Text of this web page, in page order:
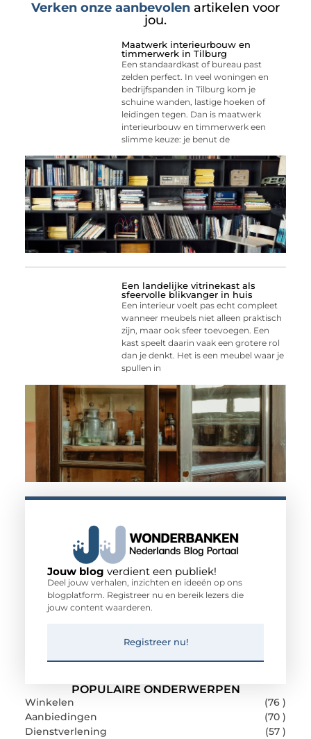
Verken onze aanbevolen artikelen voor
jou.
Maatwerk interieurbouw en
timmerwerk in Tilburg
Een standaardkast of bureau past
zelden perfect. In veel woningen en
bedrijfspanden in Tilburg kom je
schuine wanden, lastige hoeken of
leidingen tegen. Dan is maatwerk
interieurbouw en timmerwerk een
slimme keuze: je benut de
Een landelijke vitrinekast als
sfeervolle blikvanger in huis
Een interieur voelt pas echt compleet
wanneer meubels niet alleen praktisch
zijn, maar ook sfeer toevoegen. Een
kast speelt daarin vaak een grotere rol
dan je denkt. Het is een meubel waar je
spullen in
POPULAIRE ONDERWERPEN
Winkelen
(76 )
Aanbiedingen
(70 )
Dienstverlening
(57 )
Jouw blog verdient een publiek!
Deel jouw verhalen, inzichten en ideeën op ons
blogplatform. Registreer nu en bereik lezers die
jouw content waarderen.
Registreer nu!